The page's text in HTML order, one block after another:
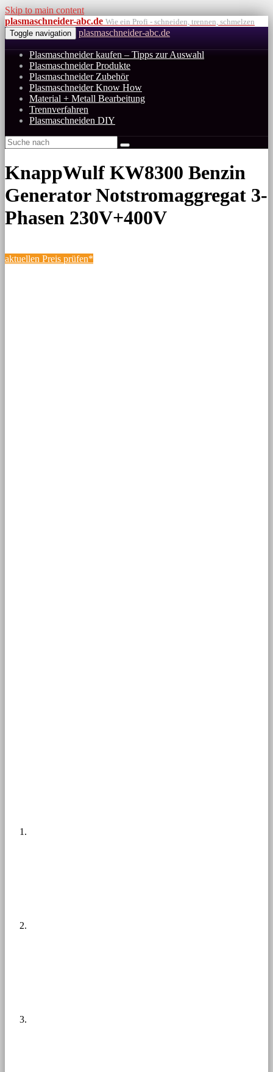
Skip to main content
plasmaschneider-abc.de Wie ein Profi - schneiden, trennen, schmelzen
Toggle navigation
plasmaschneider-abc.de
Plasmaschneider kaufen – Tipps zur Auswahl
Plasmaschneider Produkte
Plasmaschneider Zubehör
Plasmaschneider Know How
Material + Metall Bearbeitung
Trennverfahren
Plasmaschneiden DIY
KnappWulf KW8300 Benzin
Generator Notstromaggregat 3-
Phasen 230V+400V
aktuellen Preis prüfen*